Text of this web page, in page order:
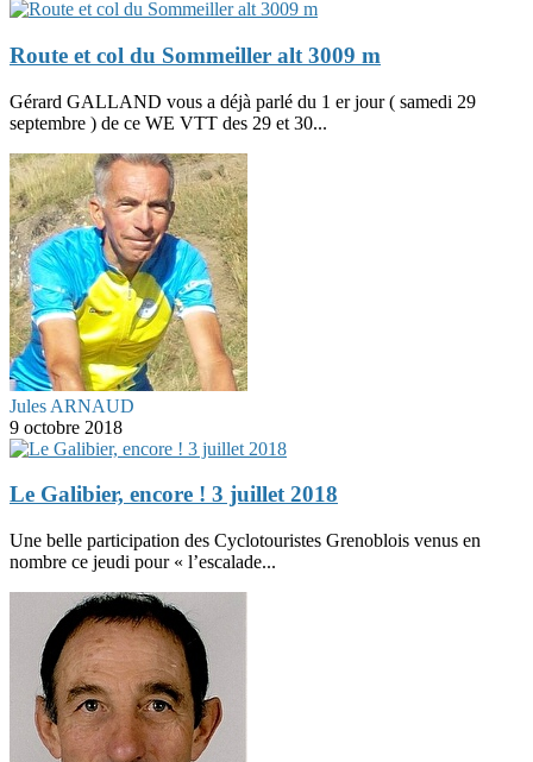
Route et col du Sommeiller alt 3009 m
Gérard GALLAND vous a déjà parlé du 1 er jour ( samedi 29
septembre ) de ce WE VTT des 29 et 30...
Jules ARNAUD
9 octobre 2018
Le Galibier, encore ! 3 juillet 2018
Une belle participation des Cyclotouristes Grenoblois venus en
nombre ce jeudi pour « l’escalade...